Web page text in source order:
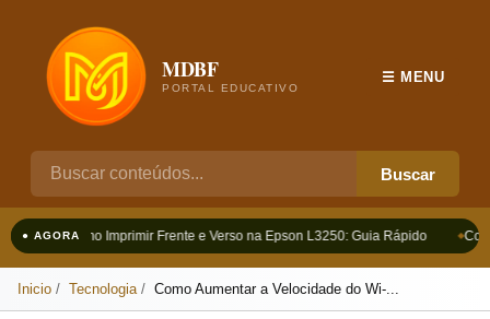
MDBF
PORTAL EDUCATIVO
Buscar
☰ MENU
● AGORAComo Imprimir Frente e Verso na Epson L3250: Guia Rápido
Inicio Tecnologia Como Aumentar a Velocidade do Wi‑...